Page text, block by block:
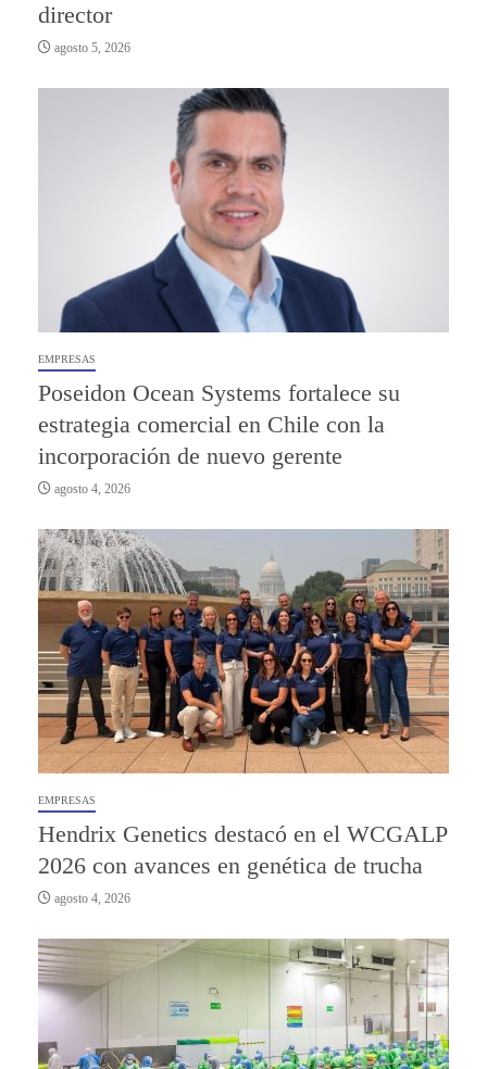
director
agosto 5, 2026
EMPRESAS
Poseidon Ocean Systems fortalece su
estrategia comercial en Chile con la
incorporación de nuevo gerente
agosto 4, 2026
EMPRESAS
Hendrix Genetics destacó en el WCGALP
2026 con avances en genética de trucha
agosto 4, 2026